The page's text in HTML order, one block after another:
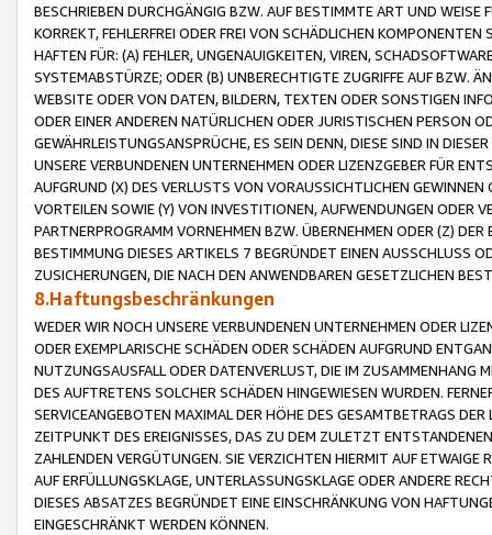
BESCHRIEBEN DURCHGÄNGIG BZW. AUF BESTIMMTE ART UND
KORREKT, FEHLERFREI ODER FREI VON SCHÄDLICHEN
HAFTEN FÜR: (A) FEHLER, UNGENAUIGKEITEN, VIREN,
SYSTEMABSTÜRZE; ODER (B) UNBERECHTIGTE ZUGRIFFE AUF BZW.
WEBSITE ODER VON DATEN, BILDERN, TEXTEN ODER SONSTIGEN
ODER EINER ANDEREN NATÜRLICHEN ODER JURISTISCHEN PERSON
GEWÄHRLEISTUNGSANSPRÜCHE, ES SEIN DENN, DIESE SIND IN
UNSERE VERBUNDENEN UNTERNEHMEN ODER LIZENZGEBER FÜR
AUFGRUND (X) DES VERLUSTS VON VORAUSSICHTLICHEN
VORTEILEN SOWIE (Y) VON INVESTITIONEN, AUFWENDUNGEN ODER
PARTNERPROGRAMM VORNEHMEN BZW. ÜBERNEHMEN ODER (Z)
BESTIMMUNG DIESES ARTIKELS 7 BEGRÜNDET EINEN AUSSCHLUSS
ZUSICHERUNGEN, DIE NACH DEN ANWENDBAREN GESETZLICHEN
8.Haftungsbeschränkungen
WEDER WIR NOCH UNSERE VERBUNDENEN UNTERNEHMEN ODER
ODER EXEMPLARISCHE SCHÄDEN ODER SCHÄDEN AUFGRUND
NUTZUNGSAUSFALL ODER DATENVERLUST, DIE IM ZUSAMMENHANG
DES AUFTRETENS SOLCHER SCHÄDEN HINGEWIESEN WURDEN.
SERVICEANGEBOTEN MAXIMAL DER HÖHE DES GESAMTBETRAGS
ZEITPUNKT DES EREIGNISSES, DAS ZU DEM ZULETZT
ZAHLENDEN VERGÜTUNGEN. SIE VERZICHTEN HIERMIT AUF
AUF ERFÜLLUNGSKLAGE, UNTERLASSUNGSKLAGE ODER ANDERE
DIESES ABSATZES BEGRÜNDET EINE EINSCHRÄNKUNG VON
EINGESCHRÄNKT WERDEN KÖNNEN.